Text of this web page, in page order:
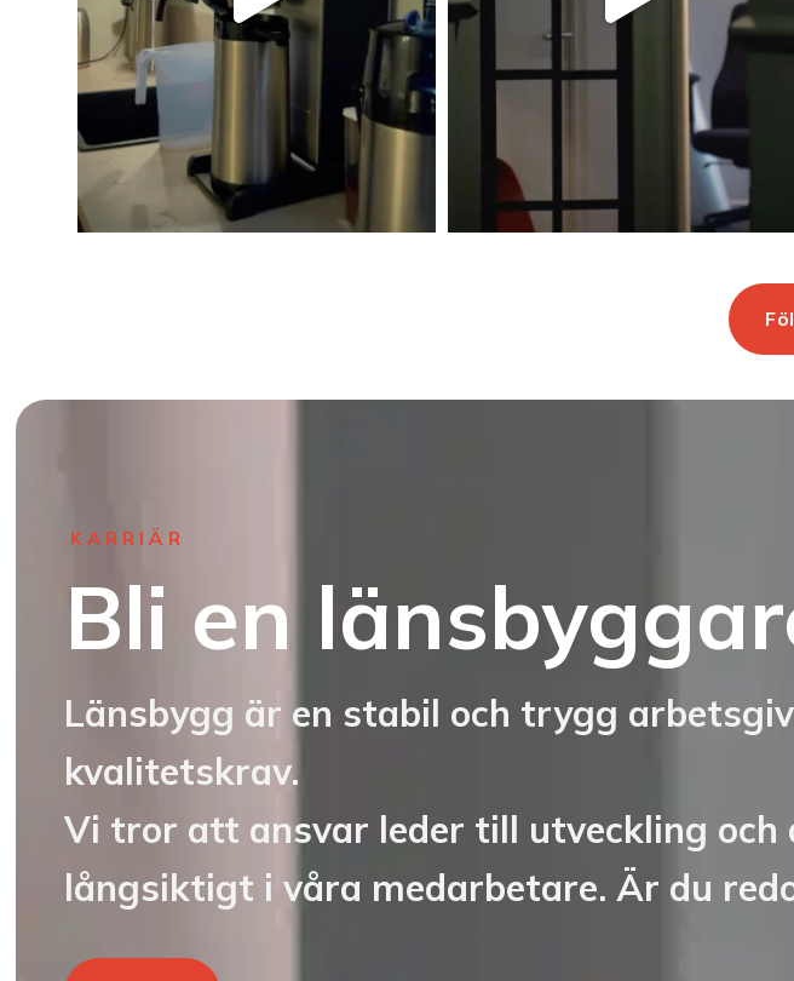
KARRIÄR
Bli en
Länsbygg är en stabil och trygg
kvalitetskrav.
Vi tror att ansvar leder till utveckling
långsiktigt i våra medarbetare. Är du